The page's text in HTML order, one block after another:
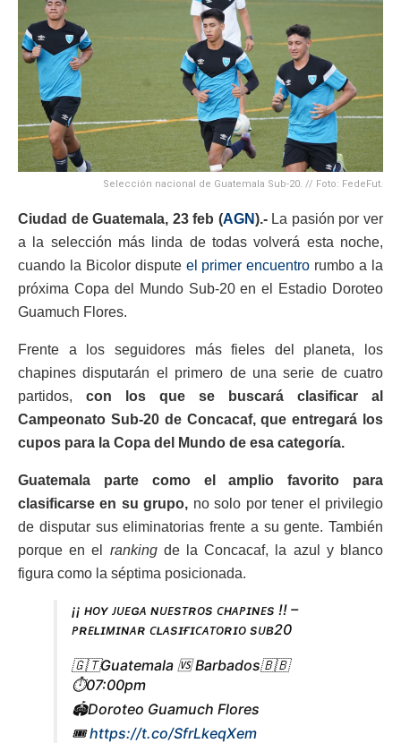
Selección nacional de Guatemala Sub-20. // Foto: FedeFut.
Ciudad de Guatemala, 23 feb (AGN).- La pasión por ver
a la selección más linda de todas volverá esta noche,
cuando la Bicolor dispute el primer encuentro rumbo a la
próxima Copa del Mundo Sub-20 en el Estadio Doroteo
Guamuch Flores.
Frente a los seguidores más fieles del planeta, los
chapines disputarán el primero de una serie de cuatro
partidos, con los que se buscará clasificar al
Campeonato Sub-20 de Concacaf, que entregará los
cupos para la Copa del Mundo de esa categoría.
Guatemala parte como el amplio favorito para
clasificarse en su grupo, no solo por tener el privilegio
de disputar sus eliminatorias frente a su gente. También
porque en el rankingde la Concacaf, la azul y blanco
figura como la séptima posicionada.
¡¡ ʜᴏʏ ᴊᴜᴇɢᴀ ɴᴜᴇsᴛʀᴏs ᴄʜᴀᴘɪɴᴇs !! –
ᴘʀᴇʟɪᴍɪɴᴀʀ ᴄʟᴀsɪғɪᴄᴀᴛᴏʀɪᴏ sᴜʙ20
🇬🇹Guatemala 🆚 Barbados🇧🇧
⏱️07:00pm
🏟️Doroteo Guamuch Flores
🎟️https://t.co/SfrLkeqXem